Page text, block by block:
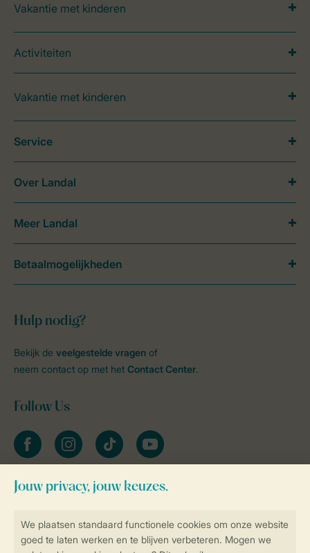
Vakantie met kinderen
Activiteiten
Vakantie met kinderen
Hulp nodig?
Bekijk de veelgestelde vragen of
neem contact op met het Contact Center.
Follow Us
facebookinstagramtiktok youtube
Blijf op de hoogte
Service
Over Landal
Meer Landal
Betaalmogelijkheden